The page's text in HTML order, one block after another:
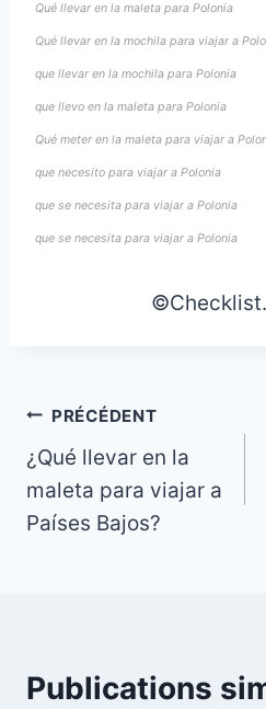
Qué llevar en la maleta para Polonia
Qué llevar en la mochila para viajar a
que llevar en la mochila para Polonia
que llevo en la maleta para Polonia
Qué meter en la maleta para viajar a
que necesito para viajar a Polonia
que se necesita para viajar a Polonia
que se necesita para viajar a Polonia
Navigation
de
l’article
PRÉCÉDENT
¿Qué llevar en la
maleta para viajar a
Países Bajos?
Publications